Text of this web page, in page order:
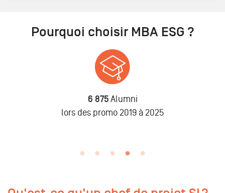
Pourquoi choisir MBA ESG ?
6 875 Alumni
lors des promo 2019 à 2025